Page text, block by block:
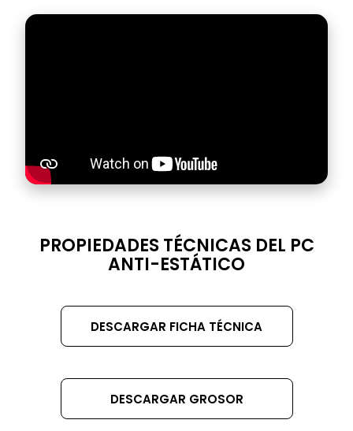
DATASHEET
PROPIEDADES TÉCNICAS DEL PC
ANTI-ESTÁTICO
DESCARGAR FICHA TÉCNICA
DESCARGAR GROSOR